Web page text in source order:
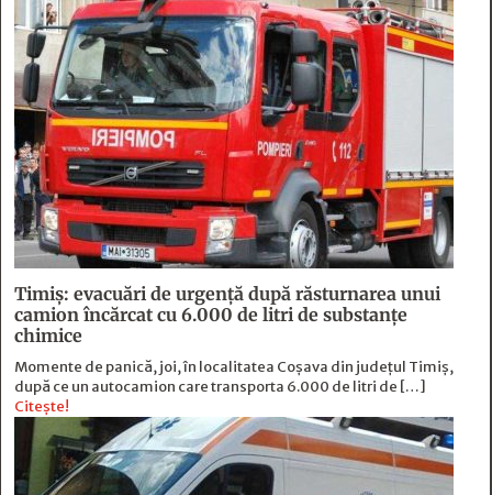
Timiș: evacuări de urgență după răsturnarea unui
camion încărcat cu 6.000 de litri de substanțe
chimice
Momente de panică, joi, în localitatea Coșava din județul Timiș,
după ce un autocamion care transporta 6.000 de litri de […]
Citește!